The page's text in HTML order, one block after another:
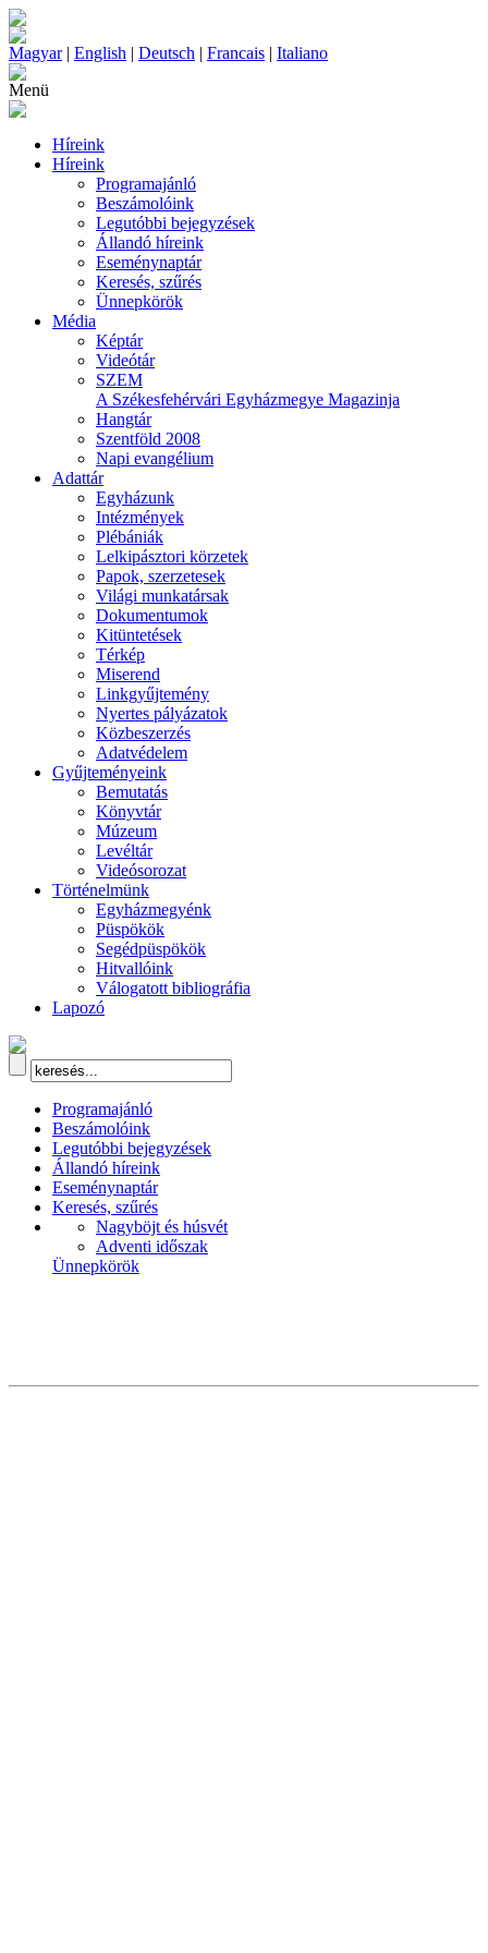
Magyar| English | Deutsch | Francais | Italiano
Menü
Híreink
Híreink
Programajánló
Beszámolóink
Legutóbbi bejegyzések
Állandó híreink
Eseménynaptár
Keresés, szűrés
Ünnepkörök
Média
Képtár
Videótár
SZEM
A Székesfehérvári Egyházmegye Magazinja
Hangtár
Szentföld 2008
Napi evangélium
Adattár
Egyházunk
Intézmények
Plébániák
Lelkipásztori körzetek
Papok, szerzetesek
Világi munkatársak
Dokumentumok
Kitüntetések
Térkép
Miserend
Linkgyűjtemény
Nyertes pályázatok
Közbeszerzés
Adatvédelem
Gyűjteményeink
Bemutatás
Könyvtár
Múzeum
Levéltár
Videósorozat
Történelmünk
Egyházmegyénk
Püspökök
Segédpüspökök
Hitvallóink
Válogatott bibliográfia
Lapozó
Programajánló
Beszámolóink
Legutóbbi bejegyzések
Állandó híreink
Eseménynaptár
Keresés, szűrés
Nagyböjt és húsvét
Adventi időszak
Ünnepkörök